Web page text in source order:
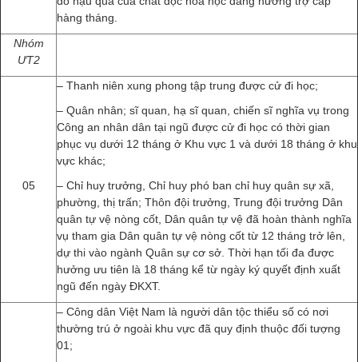
hàng tháng.
Nhóm
ƯT2
05
– Thanh niên xung phong tập trung được cử đi học;
– Quân nhân; sĩ quan, hạ sĩ quan, chiến sĩ nghĩa vụ trong
Công an nhân dân tại ngũ được cử đi học có thời gian
phục vụ dưới 12 tháng ở Khu vực 1 và dưới 18 tháng ở khu
vực khác;
– Chỉ huy trưởng, Chỉ huy phó ban chỉ huy quân sự xã,
phường, thị trấn; Thôn đội trưởng, Trung đội trưởng Dân
quân tự vệ nòng cốt, Dân quân tự vệ đã hoàn thành nghĩa
vụ tham gia Dân quân tự vệ nòng cốt từ 12 tháng trở lên,
dự thi vào ngành Quân sự cơ sở. Thời hạn tối đa được
hưởng ưu tiên là 18 tháng kể từ ngày ký quyết định xuất
ngũ đến ngày ĐKXT.
– Công dân Việt Nam là người dân tộc thiểu số có nơi
thường trú ở ngoài khu vực đã quy định thuộc đối tượng
01;